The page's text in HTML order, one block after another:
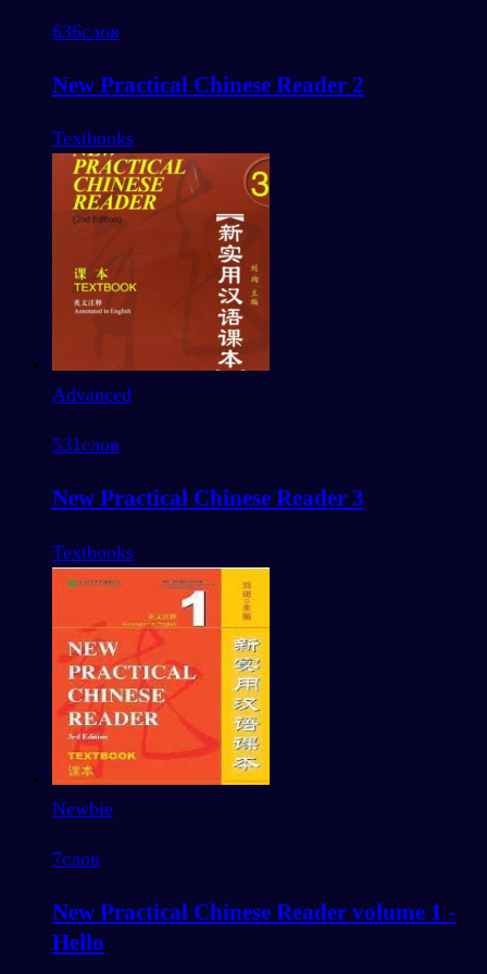
636слов
New Practical Chinese Reader 2
Textbooks
Advanced
531слов
New Practical Chinese Reader 3
Textbooks
Newbie
7слов
New Practical Chinese Reader volume 1 -
Hello